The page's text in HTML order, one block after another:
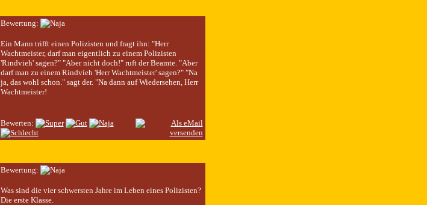
Bewertung:
Ein Mann trifft einen Polizisten und fragt ihn: "Herr
Wachtmeister, darf man eigentlich zu einem Polizisten
'Rindvieh' sagen?" "Aber nicht doch!" ruft der Beamte. "Aber
darf man zu einem Rindvieh 'Herr Wachtmeister' sagen?" "Na
ja, das wohl schon." sagt der. "Na dann auf Wiedersehen, Herr
Wachtmeister!
Bewerten:
Bewertung:
Was sind die vier schwersten Jahre im Leben eines Polizisten?
Die erste Klasse.